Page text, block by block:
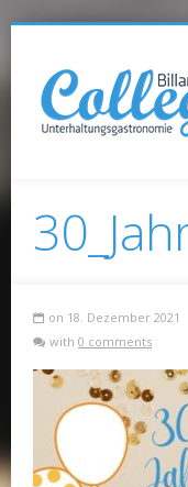
on 18. Dezember 2021
with 0 comments